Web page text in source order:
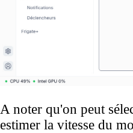
A noter qu'on peut
estimer la vitesse du